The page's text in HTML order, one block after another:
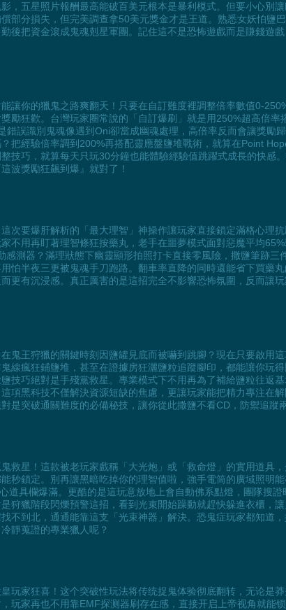
，五星照片報酬最高能破百美元根本是暴利模式。但要小心別
部分損失，但完美調查拿50美元獎金才是王道。熟悉女妖怕鹽
後把資金滾成鬼魂剋星軍團。記住這不是恐怖遊戲而是賺錢遊
讓你的獵鬼之路爽翻天！只要在自訂難度裡調整倍率數值0-
勵狂歡。台灣玩家圈常說的「自訂爆刷」就是用250%超高倍
誤識別鬼魂像遇到Oni卻當成幽魂處理，高倍率反而會讓獎勵
把經驗倍率調到200%再搭配靈應盤鹽堆戰術，就算在Point
技巧，就算每天只玩30分鐘也能體驗經驗值跳躍式成長的快感
波獎勵狂飆到爆』就對了！
次要爆肝解析的「最大理智」神操作讓玩家直接鎖定滿格心理
不用再盯著理智條狂按藥丸，老手在噩夢模式面對惡魔平均
測器？滿理狀態下幽靈顯形拍照打卡直接零風險，撒鹽筆跡
怕半夜三更被鬼魂手刀跑路。翻車率直降的同時還能省下買藥
更有沉浸感。真正厲害的是這招完全不影響恐怖氛圍，反而讓
鬼王狩獵的關鍵時刻因鹽罐見底而被嚇到跳腳？現在只要啟用
線瘋狂鋪鹽堆，甚至在證據房狂灑鹽粒追蹤腳印，都能讓你玩
技巧絕對是手殘黨救星。專業模式下不用再為了補給鹽粒往返
項黑科技不僅解決資源短缺的焦慮，更讓玩家能把精力專注在
是突破通關難度的必備秘技，讓你從此撒鹽不看CD，防禦追蹤
救星！這款被老玩家戲稱「大光炮」或「救命燈」的實用道具
秒鎖定。別再讓黑暗吃掉你的理智值啦，強手電筒的廣域照明
道具欄爆滿。更酷的是這玩意放地上會自動佛系點燈，團隊搜
狩獵階段閃爍預警這招，看到光束開始躁動就趕快躲進衣櫃，
不到北，通通能靠這支「光束神器」解決。恐鬼症玩家都知道
靜蒐證的專業獵人呢？
玩家狂喜！这个突破性玩法将传统捉鬼体验彻底翻转，无论是
玩家再也不用靠EMF探测器刷存在感，直接开启上帝视角就能